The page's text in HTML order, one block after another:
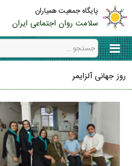
پایگاه جمعیت همیاران
سلامت روان اجتماعی ایران
روز جهانی آلزایمر